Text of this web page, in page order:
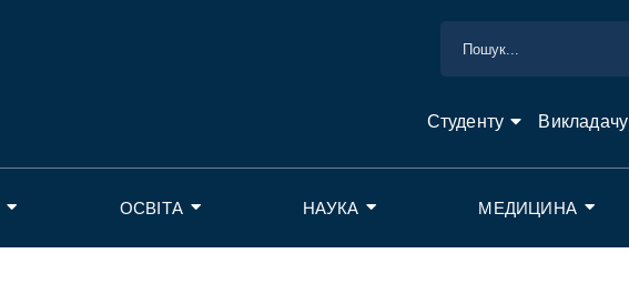
Студенту Викладачу
ОСВІТА НАУКА МЕДИЦИНА